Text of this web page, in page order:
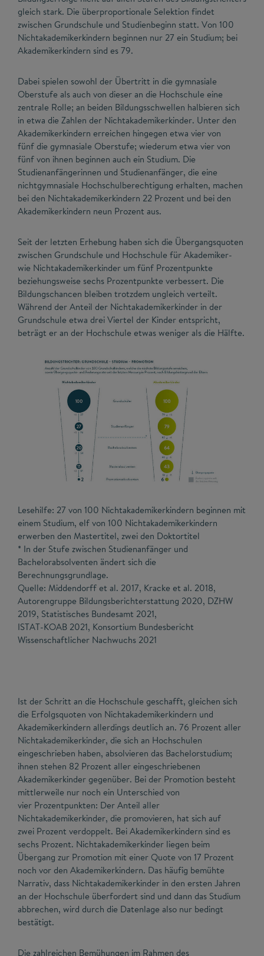
gleich stark. Die überproportionale Selektion findet
zwischen Grundschule und Studienbeginn statt. Von 100
Nichtakademikerkindern beginnen nur 27 ein Studium; bei
Akademikerkindern sind es 79.
Dabei spielen sowohl der Übertritt in die gymnasiale
Oberstufe als auch von dieser an die Hochschule eine
zentrale Rolle; an beiden Bildungsschwellen halbieren sich
in etwa die Zahlen der Nichtakademikerkinder. Unter den
Akademikerkindern erreichen hingegen etwa vier von
fünf die gymnasiale Oberstufe; wiederum etwa vier von
fünf von ihnen beginnen auch ein Studium. Die
Studienanfängerinnen und Studienanfänger, die eine
nichtgymnasiale Hochschulberechtigung erhalten, machen
bei den Nichtakademikerkindern 22 Prozent und bei den
Akademikerkindern neun Prozent aus.
Seit der letzten Erhebung haben sich die Übergangsquoten
zwischen Grundschule und Hochschule für Akademiker-
wie Nichtakademikerkinder um fünf Prozentpunkte
beziehungsweise sechs Prozentpunkte verbessert. Die
Bildungschancen bleiben trotzdem ungleich verteilt.
Während der Anteil der Nichtakademikerkinder in der
Grundschule etwa drei Viertel der Kinder entspricht,
beträgt er an der Hochschule etwas weniger als die Hälfte.
Lesehilfe: 27 von 100 Nichtakademikerkindern beginnen mit
einem Studium, elf von 100 Nichtakademikerkindern
erwerben den Mastertitel, zwei den Doktortitel
* In der Stufe zwischen Studienanfänger und
Bachelorabsolventen ändert sich die
Berechnungsgrundlage.
Quelle: Middendorff et al. 2017, Kracke et al. 2018,
Autorengruppe Bildungsberichterstattung 2020, DZHW
2019, Statistisches Bundesamt 2021,
ISTAT-KOAB 2021, Konsortium Bundesbericht
Wissenschaftlicher Nachwuchs 2021
Ist der Schritt an die Hochschule geschafft, gleichen sich
die Erfolgsquoten von Nichtakademikerkindern und
Akademikerkindern allerdings deutlich an. 76 Prozent aller
Nichtakademikerkinder, die sich an Hochschulen
eingeschrieben haben, absolvieren das Bachelorstudium;
ihnen stehen 82 Prozent aller eingeschriebenen
Akademikerkinder gegenüber. Bei der Promotion besteht
mittlerweile nur noch ein Unterschied von
vier Prozentpunkten: Der Anteil aller
Nichtakademikerkinder, die promovieren, hat sich auf
zwei Prozent verdoppelt. Bei Akademikerkindern sind es
sechs Prozent. Nichtakademikerkinder liegen beim
Übergang zur Promotion mit einer Quote von 17 Prozent
noch vor den Akademikerkindern. Das häufig bemühte
Narrativ, dass Nichtakademikerkinder in den ersten Jahren
an der Hochschule überfordert sind und dann das Studium
abbrechen, wird durch die Datenlage also nur bedingt
bestätigt.
Die zahlreichen Bemühungen im Rahmen des